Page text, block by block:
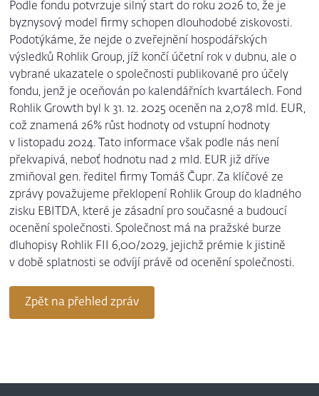
Podle fondu potvrzuje silný start do roku 2026 to, že je
byznysový model firmy schopen dlouhodobé ziskovosti.
Podotýkáme, že nejde o zveřejnění hospodářských
výsledků Rohlik Group, jíž končí účetní rok v dubnu, ale o
vybrané ukazatele o společnosti publikované pro účely
fondu, jenž je oceňován po kalendářních kvartálech. Fond
Rohlik Growth byl k 31. 12. 2025 oceněn na 2,078 mld. EUR,
což znamená 26% růst hodnoty od vstupní hodnoty
v listopadu 2024. Tato informace však podle nás není
překvapivá, neboť hodnotu nad 2 mld. EUR již dříve
zmiňoval gen. ředitel firmy Tomáš Čupr. Za klíčové ze
zprávy považujeme překlopení Rohlik Group do kladného
zisku EBITDA, které je zásadní pro současné a budoucí
ocenění společnosti. Společnost má na pražské burze
dluhopisy Rohlik FII 6,00/2029, jejichž prémie k jistině
v době splatnosti se odvíjí právě od ocenění společnosti.
Zpět na přehled zpráv